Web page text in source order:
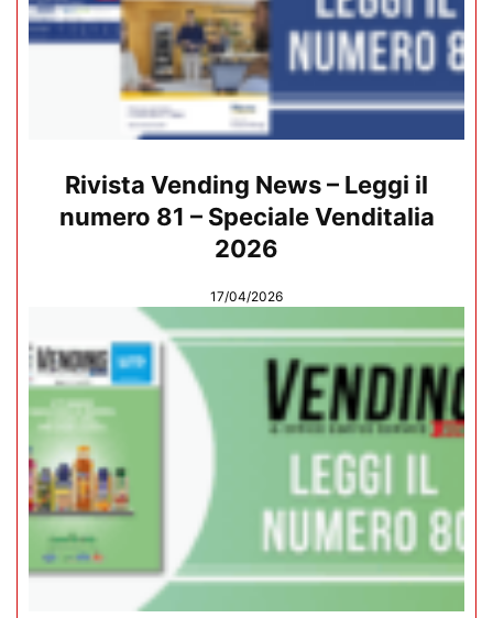
Rivista Vending News – Leggi il
numero 81 – Speciale Venditalia
2026
17/04/2026